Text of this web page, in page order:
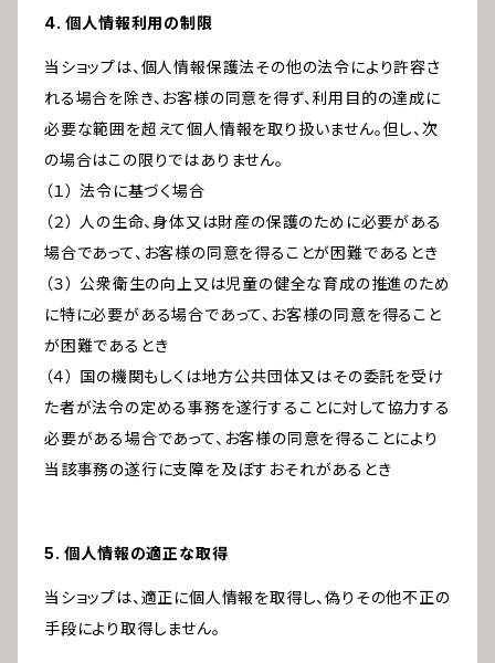
4. 個人情報利用の制限
当ショップは、個人情報保護法その他の法令により許容さ
れる場合を除き、お客様の同意を得ず、利用目的の達成に
必要な範囲を超えて個人情報を取り扱いません。但し、次
の場合はこの限りではありません。
（１） 法令に基づく場合
（２） 人の生命、身体又は財産の保護のために必要がある
場合であって、お客様の同意を得ることが困難であるとき
（３） 公衆衛生の向上又は児童の健全な育成の推進のため
に特に必要がある場合であって、お客様の同意を得ること
が困難であるとき
（４） 国の機関もしくは地方公共団体又はその委託を受け
た者が法令の定める事務を遂行することに対して協力する
必要がある場合であって、お客様の同意を得ることにより
当該事務の遂行に支障を及ぼすおそれがあるとき
5. 個人情報の適正な取得
当ショップは、適正に個人情報を取得し、偽りその他不正の
手段により取得しません。